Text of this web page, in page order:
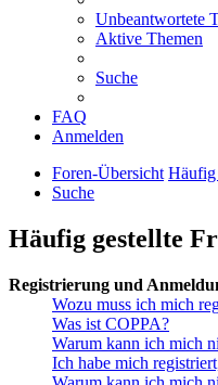
Unbeantwortete
Aktive Themen
Suche
FAQ
Anmelden
Foren-Übersicht Häufig
Suche
Häufig gestellte
Registrierung und
Wozu muss ich mich
Was ist COPPA?
Warum kann ich mich
Ich habe mich